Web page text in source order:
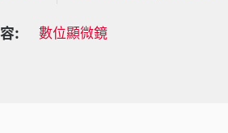
: 數位顯微鏡